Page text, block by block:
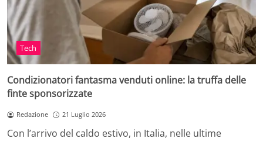
Tech
Condizionatori fantasma venduti online: la truffa delle
finte sponsorizzate
Redazione 21 Luglio 2026
Con l’arrivo del caldo estivo, in Italia, nelle ultime